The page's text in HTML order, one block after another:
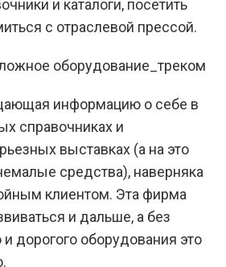
и каталоги, посетить
с отраслевой прессой.
информацию о себе в
справочниках и
выставках (а на это
средства), наверняка
клиентом. Эта фирма
и дальше, а без
дорогого оборудования это